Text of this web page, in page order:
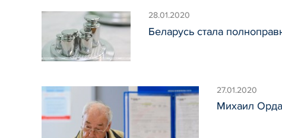
28.01.2020
Беларусь стала
27.01.2020
Михаил